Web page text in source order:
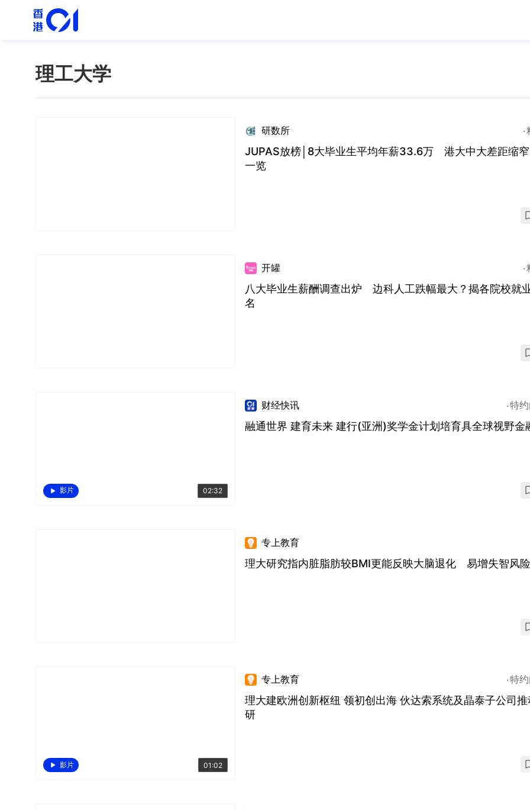
理工大学
研数所
JUPAS放榜│8大毕业生平均年薪33.6万 港大中大差距缩
一览
开罐
八大毕业生薪酬调查出炉 边科人工跌幅最大？揭各院校就
名
影片 02:32
财经快讯 特
融通世界 建育未来 建行(亚洲)奖学金计划培育具全球视野金
专上教育
理大研究指内脏脂肪较BMI更能反映大脑退化 易增失智风险
影片 01:02
专上教育 特
理大建欧洲创新枢纽 领初创出海 伙达索系统及晶泰子公司推
研